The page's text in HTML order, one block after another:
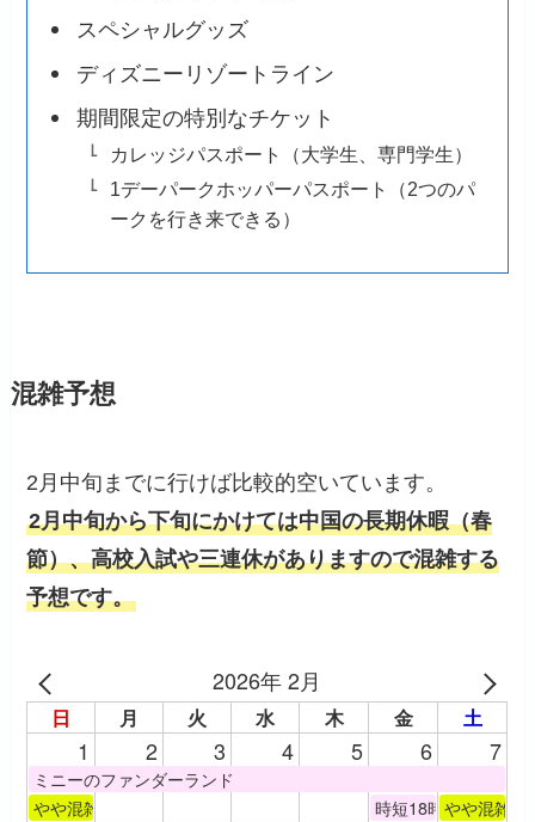
スペシャルグッズ
ディズニーリゾートライン
期間限定の特別なチケット
カレッジパスポート（大学生、専門学生）
1デーパークホッパーパスポート（2つのパ
ークを行き来できる）
混雑予想
2月中旬までに行けば比較的空いています。
2月中旬から下旬にかけては中国の長期休暇（春
節）、高校入試や三連休がありますので混雑する
予想です。
2026年 2月
日 月 火 水 木 金 土
1 2 3 4 5 6 7
ミニーのファンダーランド
やや混雑
時短18時半閉園
やや混雑